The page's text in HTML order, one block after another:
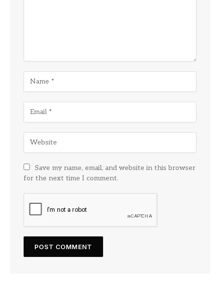
Save my name, email, and website in this browser
for the next time I comment.